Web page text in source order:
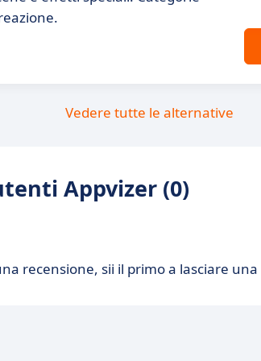
Vedere tutte le alternative
Appvizer (0)
recensione, sii il primo a lasciare